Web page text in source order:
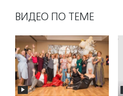
ВИДЕО ПО ТЕМЕ